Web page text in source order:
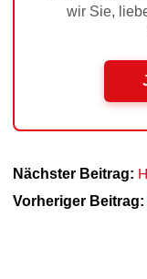
wir Sie,
Nächster Beitrag:
Vorheriger Beitrag: